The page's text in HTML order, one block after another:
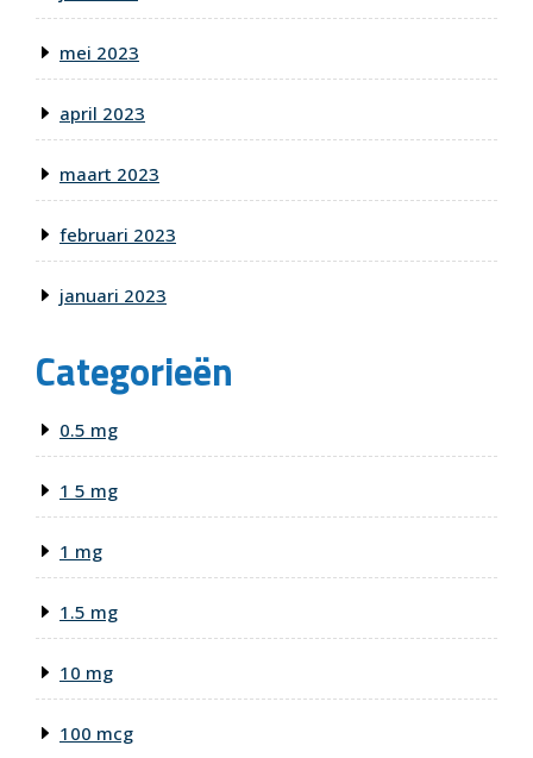
mei 2023
april 2023
maart 2023
februari 2023
januari 2023
Categorieën
0.5 mg
1 5 mg
1 mg
1.5 mg
10 mg
100 mcg